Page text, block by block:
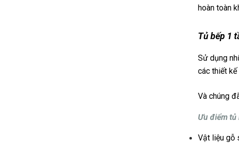
hoàn toàn
Tủ bếp 1
Sử dụng
các thiết kế
Và chúng
Ưu điểm tủ
Vật liệu gỗ